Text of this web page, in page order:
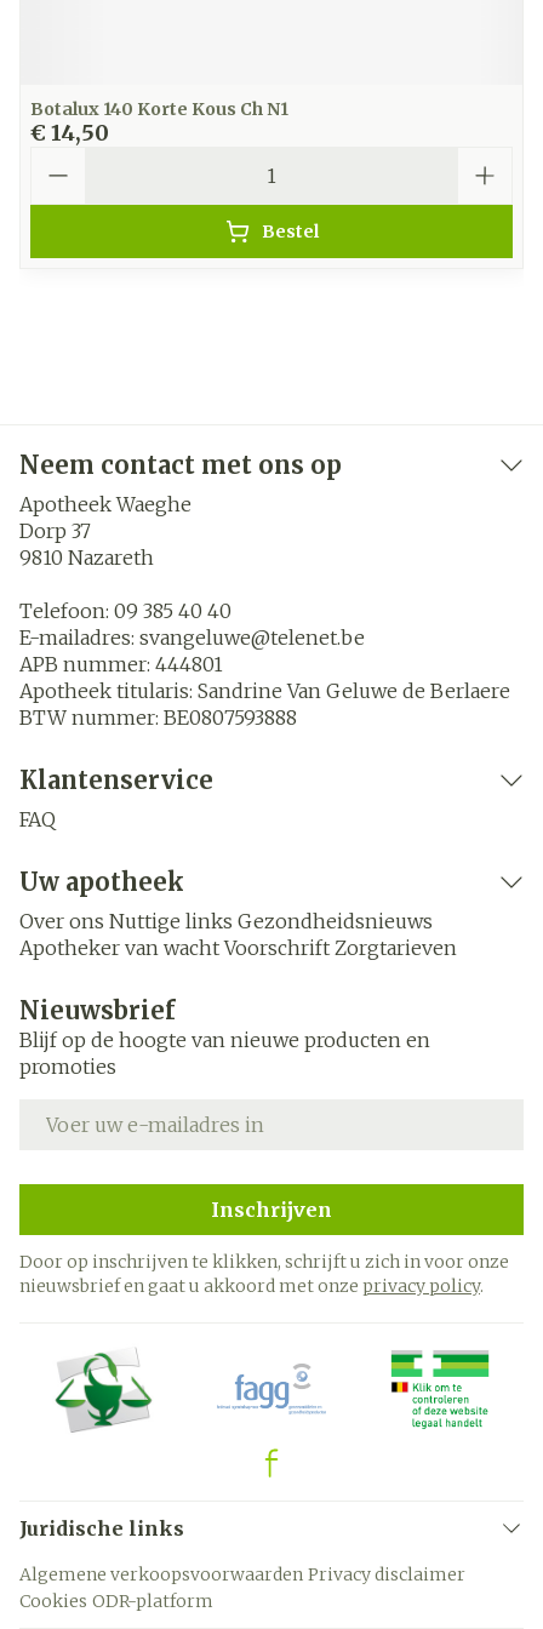
Botalux 140 Korte Kous Ch N1
€ 14,50
Bestel
Neem contact met ons op
Apotheek Waeghe
Dorp 37
9810 Nazareth
Telefoon: 09 385 40 40
E-mailadres: svangeluwe@telenet.be
APB nummer: 444801
Apotheek titularis: Sandrine Van Geluwe de Berlaere
BTW nummer: BE0807593888
Klantenservice
FAQ
Uw apotheek
Over ons Nuttige links Gezondheidsnieuws
Apotheker van wacht Voorschrift Zorgtarieven
Nieuwsbrief
Blijf op de hoogte van nieuwe producten en
promoties
Inschrijven
Door op inschrijven te klikken, schrijft u zich in voor onze
nieuwsbrief en gaat u akkoord met onze privacy policy.
Juridische links
Algemene verkoopsvoorwaarden Privacy disclaimer
Cookies ODR-platform